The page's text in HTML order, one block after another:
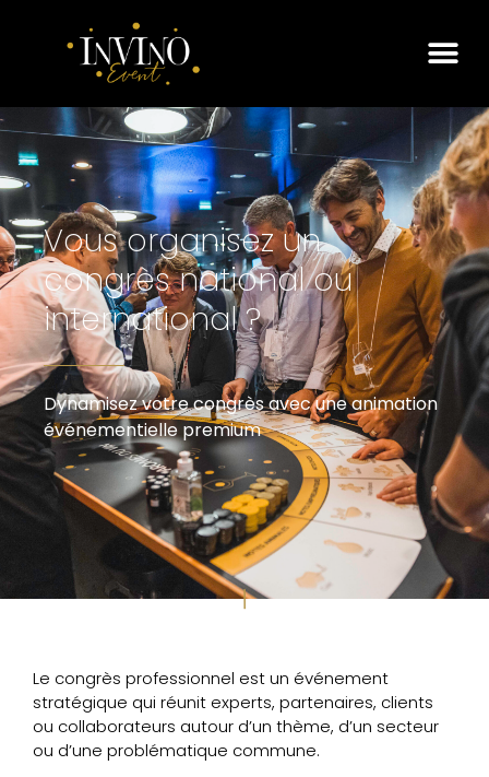
Vous organisez un
congrès national ou
international ?
Dynamisez votre congrès avec une animation
événementielle premium
Le congrès professionnel est un événement
stratégique qui réunit experts, partenaires, clients
ou collaborateurs autour d’un thème, d’un secteur
ou d’une problématique commune.